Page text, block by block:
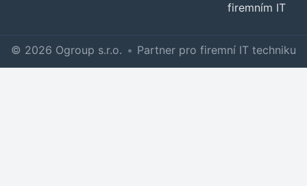
firemním IT
© 2026 Ogroup s.r.o. • Partner pro firemní IT techniku